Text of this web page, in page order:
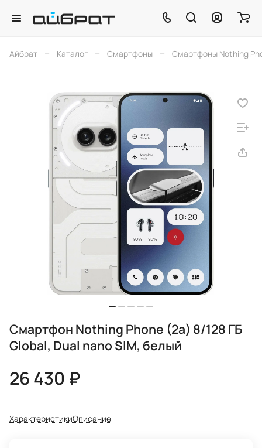
Айбрат – Каталог – Смартфоны – Смартфоны Nothing
Смартфон Nothing Phone (2a) 8/128 ГБ
Global, Dual nano SIM, белый
26 430 ₽
ХарактеристикиОписание